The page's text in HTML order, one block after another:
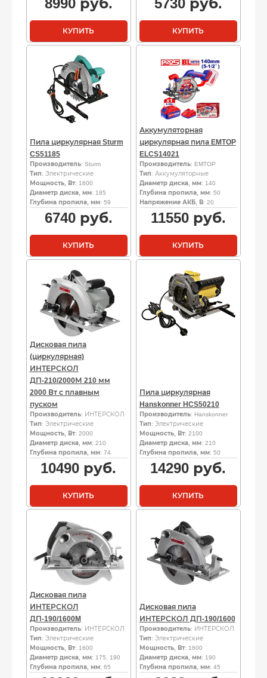
8990руб.
КУПИТЬ
5730руб.
КУПИТЬ
Пила циркулярная Sturm
CS51185
Производитель: Sturm
Тип: Электрические
Мощность, Вт: 1600
Диаметр диска, мм: 185
Глубина пропила, мм: 59
6740руб.
КУПИТЬ
Аккумуляторная
циркулярная пила EMTOP
ELCS14021
Производитель: EMTOP
Тип: Аккумуляторные
Диаметр диска, мм: 140
Глубина пропила, мм: 50
Напряжение АКБ, В: 20
11550руб.
КУПИТЬ
Дисковая пила
(циркулярная)
ИНТЕРСКОЛ
ДП-210/2000М 210 мм
2000 Вт с плавным
пуском
Производитель: ИНТЕРСКОЛ
Тип: Электрические
Мощность, Вт: 2000
Диаметр диска, мм: 210
Глубина пропила, мм: 74
10490 руб.
КУПИТЬ
Пила циркулярная
Hanskonner HCS50210
Производитель: Hanskonner
Тип: Электрические
Мощность, Вт: 2100
Диаметр диска, мм: 210
Глубина пропила, мм: 50
14290 руб.
КУПИТЬ
Дисковая пила
ИНТЕРСКОЛ
ДП-190/1600M
Производитель: ИНТЕРСКОЛ
Тип: Электрические
Мощность, Вт: 1600
Диаметр диска, мм: 175, 190
Глубина пропила, мм: 65
Дисковая пила
ИНТЕРСКОЛ ДП-190/1600
Производитель: ИНТЕРСКОЛ
Тип: Электрические
Мощность, Вт: 1600
Диаметр диска, мм: 190
Глубина пропила, мм: 45